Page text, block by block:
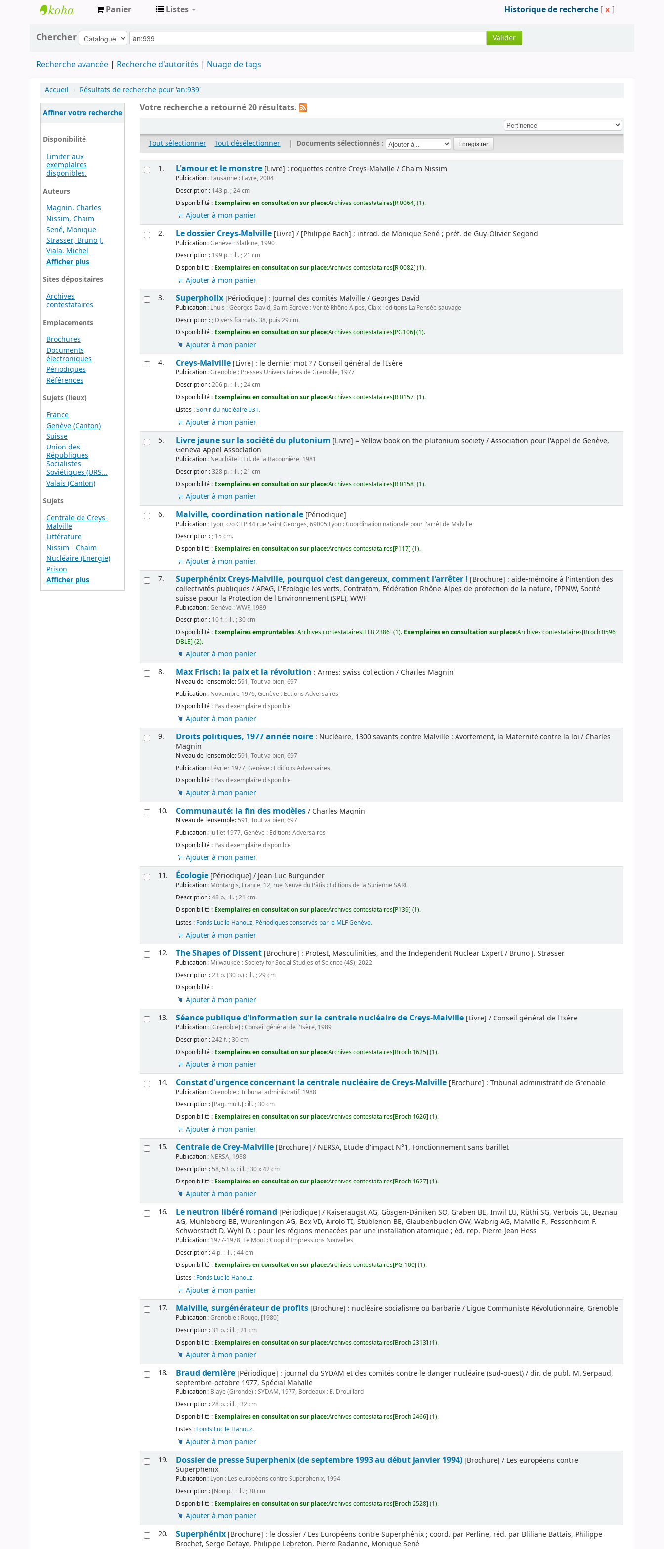
Archives
contestataires
Panier Listes Historique de recherche [ x ]
Chercher Valider
Recherche avancée Recherche d'autorités Nuage de tags
Accueil › Résultats de recherche pour 'an:939'
Affiner votre recherche
Disponibilité
Limiter aux
exemplaires
disponibles.
Auteurs
Magnin, Charles
Nissim, Chaïm
Sené, Monique
Strasser, Bruno J.
Viala, Michel
Afficher plus
Sites dépositaires
Archives
contestataires
Emplacements
Brochures
Documents
électroniques
Périodiques
Références
Sujets (lieux)
France
Genève (Canton)
Suisse
Union des
Républiques
Socialistes
Soviétiques (URS...
Valais (Canton)
Sujets
Centrale de Creys-
Malville
Littérature
Nissim - Chaïm
Nucléaire (Energie)
Prison
Afficher plus
Votre recherche a retourné 20 résultats.
Tout sélectionner Tout désélectionner | Documents sélectionnés :
1. L'amour et le monstre [Livre] : roquettes contre Creys-Malville / Chaïm Nissim
Publication : Lausanne : Favre, 2004
Description : 143 p. ; 24 cm
Disponibilité : Exemplaires en consultation sur place:Archives contestataires[R 0064] (1).
Ajouter à mon panier
2.
Le dossier Creys-Malville [Livre] / [Philippe Bach] ; introd. de Monique Sené ; préf. de Guy-Olivier Segond
Publication :Genève : Slatkine, 1990
Description : 199 p. : ill. ; 21 cm
Disponibilité : Exemplaires en consultation sur place:Archives contestataires[R 0082] (1).
Ajouter à mon panier
3.
Superpholix [Périodique] : Journal des comités Malville / Georges David
Publication : Lhuis : Georges David, Saint-Egrève : Vérité Rhône Alpes, Claix : éditions La Pensée sauvage
Description :; Divers formats. 38, puis 29 cm.
Disponibilité : Exemplaires en consultation sur place:Archives contestataires[PG106] (1).
Ajouter à mon panier
4.
Creys-Malville [Livre] : le dernier mot ? / Conseil général de l'Isère
Publication :Grenoble : Presses Universitaires de Grenoble, 1977
Description :206 p. : ill. ; 24 cm
Disponibilité : Exemplaires en consultation sur place:Archives contestataires[R 0157] (1).
Listes :Sortir du nucléaire 031.
Ajouter à mon panier
5.
Livre jaune sur la société du plutonium [Livre] = Yellow book on the plutonium society / Association pour l'Appel de Genève,
Geneva Appel Association
Publication : Neuchâtel : Ed. de la Baconnière, 1981
Description :328 p. : ill. ; 21 cm
Disponibilité : Exemplaires en consultation sur place:Archives contestataires[R 0158] (1).
Ajouter à mon panier
6.
Malville, coordination nationale [Périodique]
Publication : Lyon, c/o CEP 44 rue Saint Georges, 69005 Lyon : Coordination nationale pour l'arrêt de Malville
Description :; 15 cm.
Disponibilité : Exemplaires en consultation sur place:Archives contestataires[P117] (1).
Ajouter à mon panier
7.
Superphénix Creys-Malville, pourquoi c'est dangereux, comment l'arrêter ! [Brochure] : aide-mémoire à l'intention des
collectivités publiques / APAG, L'Ecologie les verts, Contratom, Fédération Rhône-Alpes de protection de la nature, IPPNW, Socité
suisse paour la Protection de l'Environnement (SPE), WWF
Publication :Genève : WWF, 1989
Description : 10 f. : ill. ; 30 cm
Disponibilité : Exemplaires empruntables:Archives contestataires[ELB 2386] (1). Exemplaires en consultation sur place:Archives contestataires[Broch 0596
DBLE] (2).
Ajouter à mon panier
8.
Max Frisch: la paix et la révolution : Armes: swiss collection / Charles Magnin
Niveau de l'ensemble: 591, Tout va bien, 697
Publication : Novembre 1976, Genève : Edtions Adversaires
Disponibilité : Pas d'exemplaire disponible
Ajouter à mon panier
9.
Droits politiques, 1977 année noire : Nucléaire, 1300 savants contre Malville : Avortement, la Maternité contre la loi / Charles
Magnin
Niveau de l'ensemble: 591, Tout va bien, 697
Publication : Février 1977, Genève : Editions Adversaires
Disponibilité : Pas d'exemplaire disponible
Ajouter à mon panier
10.
Communauté: la fin des modèles/ Charles Magnin
Niveau de l'ensemble: 591, Tout va bien, 697
Publication : Juillet 1977, Genève : Editions Adversaires
Disponibilité : Pas d'exemplaire disponible
Ajouter à mon panier
11.
Écologie [Périodique] / Jean-Luc Burgunder
Publication : Montargis, France, 12, rue Neuve du Pâtis : Éditions de la Surienne SARL
Description :48 p., ill. ; 21 cm.
Disponibilité : Exemplaires en consultation sur place:Archives contestataires[P139] (1).
Listes : Fonds Lucile Hanouz, Périodiques conservés par le MLF Genève.
Ajouter à mon panier
12.
The Shapes of Dissent [Brochure] : Protest, Masculinities, and the Independent Nuclear Expert / Bruno J. Strasser
Publication : Milwaukee : Society for Social Studies of Science (4S), 2022
Description :23 p. (30 p.) : ill. ; 29 cm
Disponibilité :
Ajouter à mon panier
13.
Séance publique d'information sur la centrale nucléaire de Creys-Malville [Livre] / Conseil général de l'Isère
Publication : [Grenoble] : Conseil général de l'Isère, 1989
Description :242 f. ; 30 cm
Disponibilité : Exemplaires en consultation sur place:Archives contestataires[Broch 1625] (1).
Ajouter à mon panier
14.
Constat d'urgence concernant la centrale nucléaire de Creys-Malville [Brochure] : Tribunal administratif de Grenoble
Publication :Grenoble : Tribunal administratif, 1988
Description : [Pag. mult.] : ill. ; 30 cm
Disponibilité : Exemplaires en consultation sur place:Archives contestataires[Broch 1626] (1).
Ajouter à mon panier
15.
Centrale de Crey-Malville [Brochure] / NERSA, Etude d'impact N°1, Fonctionnement sans barillet
Publication : NERSA, 1988
Description : 58, 53 p. : ill. ; 30 x 42 cm
Disponibilité : Exemplaires en consultation sur place:Archives contestataires[Broch 1627] (1).
Ajouter à mon panier
16.
Le neutron libéré romand [Périodique] / Kaiseraugst AG, Gösgen-Däniken SO, Graben BE, Inwil LU, Rüthi SG, Verbois GE, Beznau
AG, Mühleberg BE, Würenlingen AG, Bex VD, Airolo TI, Stüblenen BE, Glaubenbüelen OW, Wabrig AG, Malville F., Fessenheim F.
Schwörstadt D, Wyhl D. : pour les régions menacées par une installation atomique ; éd. rep. Pierre-Jean Hess
Publication : 1977-1978, Le Mont : Coop d'Impressions Nouvelles
Description :4 p. : ill. ; 44 cm
Disponibilité : Exemplaires en consultation sur place:Archives contestataires[PG 100] (1).
Listes : Fonds Lucile Hanouz.
Ajouter à mon panier
17.
Malville, surgénérateur de profits [Brochure] : nucléaire socialisme ou barbarie / Ligue Communiste Révolutionnaire, Grenoble
Publication :Grenoble : Rouge, [1980]
Description :31 p. : ill. ; 21 cm
Disponibilité : Exemplaires en consultation sur place:Archives contestataires[Broch 2313] (1).
Ajouter à mon panier
18.
Braud dernière [Périodique] : journal du SYDAM et des comités contre le danger nucléaire (sud-ouest) / dir. de publ. M. Serpaud,
septembre-octobre 1977, Spécial Malville
Publication : Blaye (Gironde) : SYDAM, 1977, Bordeaux : E. Drouillard
Description :28 p. : ill. ; 32 cm
Disponibilité : Exemplaires en consultation sur place:Archives contestataires[Broch 2466] (1).
Listes : Fonds Lucile Hanouz.
Ajouter à mon panier
19.
Dossier de presse Superphenix (de septembre 1993 au début janvier 1994) [Brochure] / Les européens contre
Superphenix
Publication : Lyon : Les européens contre Superphenix, 1994
Description : [Non p.] : ill. ; 30 cm
Disponibilité : Exemplaires en consultation sur place:Archives contestataires[Broch 2528] (1).
Ajouter à mon panier
20.
Superphénix [Brochure] : le dossier / Les Européens contre Superphénix ; coord. par Perline, réd. par Bliliane Battais, Philippe
Brochet, Serge Defaye, Philippe Lebreton, Pierre Radanne, Monique Sené